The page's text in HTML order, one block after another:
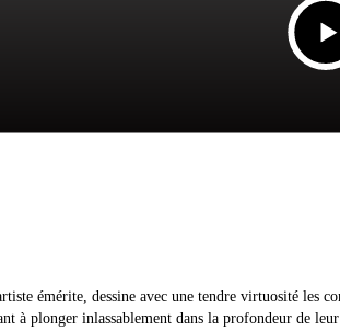
émérite, dessine avec une tendre virtuosité les
à plonger inlassablement dans la profondeur de